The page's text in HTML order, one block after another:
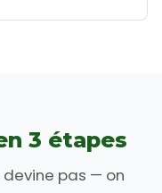
3 étapes
devine pas — on